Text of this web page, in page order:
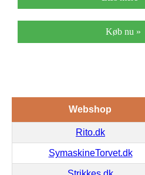
Køb nu »
Webshop
Rito.dk
SymaskineTorvet.dk